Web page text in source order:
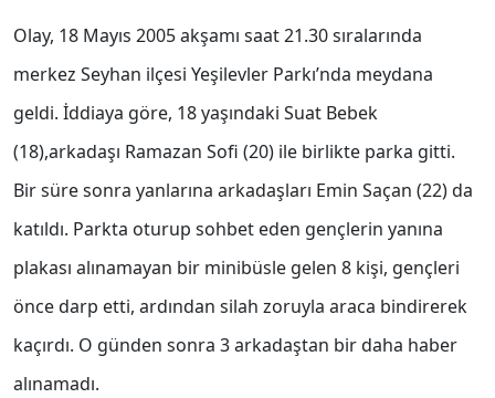
Olay, 18 Mayıs 2005 akşamı saat 21.30 sıralarında
merkez Seyhan ilçesi Yeşilevler Parkı’nda meydana
geldi. İddiaya göre, 18 yaşındaki Suat Bebek
(18),arkadaşı Ramazan Sofi (20) ile birlikte parka gitti.
Bir süre sonra yanlarına arkadaşları Emin Saçan (22) da
katıldı. Parkta oturup sohbet eden gençlerin yanına
plakası alınamayan bir minibüsle gelen 8 kişi, gençleri
önce darp etti, ardından silah zoruyla araca bindirerek
kaçırdı. O günden sonra 3 arkadaştan bir daha haber
alınamadı.